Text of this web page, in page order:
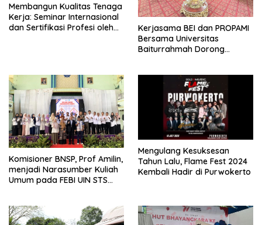
Membangun Kualitas Tenaga
Kerja: Seminar Internasional
dan Sertifikasi Profesi oleh
Kerjasama BEI dan PROPAMI
Bersama Universitas
Baiturrahmah Dorong
Komisioner BNSP, Prof Amilin,
menjadi Narasumber Kuliah
Umum pada FEBI UIN STS
Mengulang Kesuksesan
Tahun Lalu, Flame Fest 2024
Kembali Hadir di Purwokerto